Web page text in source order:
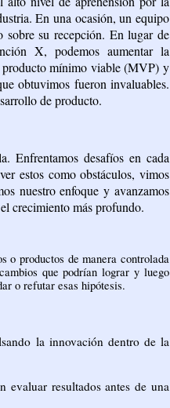
. En una ocasión, un equipo
sobre su recepción. En lugar de
X, podemos aumentar la
producto mínimo viable (MVP) y
obtuvimos fueron invaluables.
de producto.
Enfrentamos desafíos en cada
estos como obstáculos, vimos
nuestro enfoque y avanzamos
crecimiento más profundo.
o productos de manera controlada
que podrían lograr y luego
o refutar esas hipótesis.
la innovación dentro de la
evaluar resultados antes de una